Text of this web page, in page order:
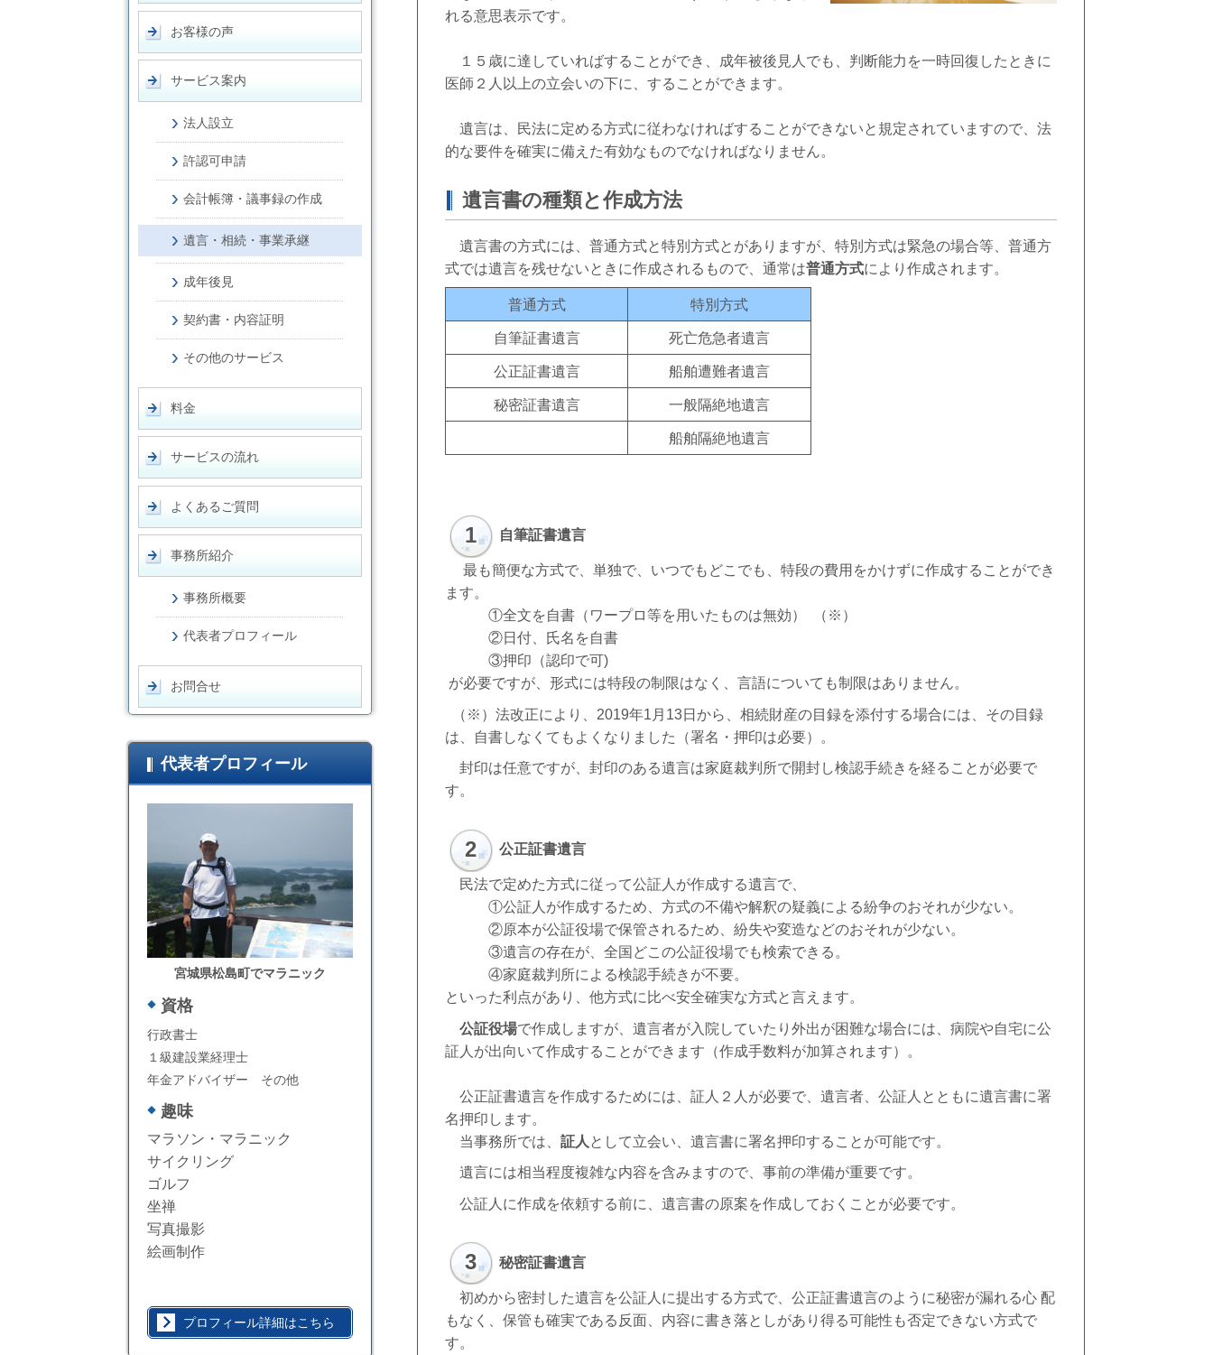
れる意思表示です。
１５歳に達していればすることができ、成年被後見人でも、判断能力を一時回復したときに
医師２人以上の立会いの下に、することができます。
遺言は、民法に定める方式に従わなければすることができないと規定されていますので、法
的な要件を確実に備えた有効なものでなければなりません。
遺言書の種類と作成方法
遺言書の方式には、普通方式と特別方式とがありますが、特別方式は緊急の場合等、普通方
式では遺言を残せないときに作成されるもので、通常は普通方式により作成されます。
普通方式 特別方式
自筆証書遺言 死亡危急者遺言
公正証書遺言 船舶遭難者遺言
秘密証書遺言 一般隔絶地遺言
船舶隔絶地遺言
1 自筆証書遺言
最も簡便な方式で、単独で、いつでもどこでも、特段の費用をかけずに作成することができ
ます。
①全文を自書（ワープロ等を用いたものは無効） （※）
②日付、氏名を自書
③押印（認印で可)
が必要ですが、形式には特段の制限はなく、言語についても制限はありません。
（※）法改正により、2019年1月13日から、相続財産の目録を添付する場合には、その目録
は、自書しなくてもよくなりました（署名・押印は必要）。
封印は任意ですが、封印のある遺言は家庭裁判所で開封し検認手続きを経ることが必要で
す。
2 公正証書遺言
民法で定めた方式に従って公証人が作成する遺言で、
①公証人が作成するため、方式の不備や解釈の疑義による紛争のおそれが少ない。
②原本が公証役場で保管されるため、紛失や変造などのおそれが少ない。
③遺言の存在が、全国どこの公証役場でも検索できる。
④家庭裁判所による検認手続きが不要。
といった利点があり、他方式に比べ安全確実な方式と言えます。
公証役場で作成しますが、遺言者が入院していたり外出が困難な場合には、病院や自宅に公
証人が出向いて作成することができます（作成手数料が加算されます）。
公正証書遺言を作成するためには、証人２人が必要で、遺言者、公証人とともに遺言書に署
名押印します。
当事務所では、 証人 として立会い、遺言書に署名押印することが可能です。
遺言には相当程度複雑な内容を含みますので、事前の準備が重要です。
公証人に作成を依頼する前に、遺言書の原案を作成しておくことが必要です。
3 秘密証書遺言
初めから密封した遺言を公証人に提出する方式で、公正証書遺言のように秘密が漏れる心 配
もなく、保管も確実である反面、内容に書き落としがあり得る可能性も否定できない方式で
す。
お客様の声
サービス案内
法人設立
許認可申請
会計帳簿・議事録の作成
遺言・相続・事業承継
成年後見
契約書・内容証明
その他のサービス
料金
サービスの流れ
よくあるご質問
事務所紹介
事務所概要
代表者プロフィール
お問合せ
代表者プロフィール
宮城県松島町でマラニック
資格
行政書士
１級建設業経理士
年金アドバイザー その他
趣味
マラソン・マラニック
サイクリング
ゴルフ
坐禅
写真撮影
絵画制作
プロフィール詳細はこちら​